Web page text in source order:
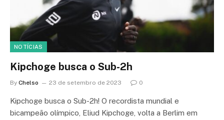
NOTÍCIAS
Kipchoge busca o Sub-2h
By Chelso 23 de setembro de 2023 0
Kipchoge busca o Sub-2h! O recordista mundial e
bicampeão olímpico, Eliud Kipchoge, volta a Berlim em